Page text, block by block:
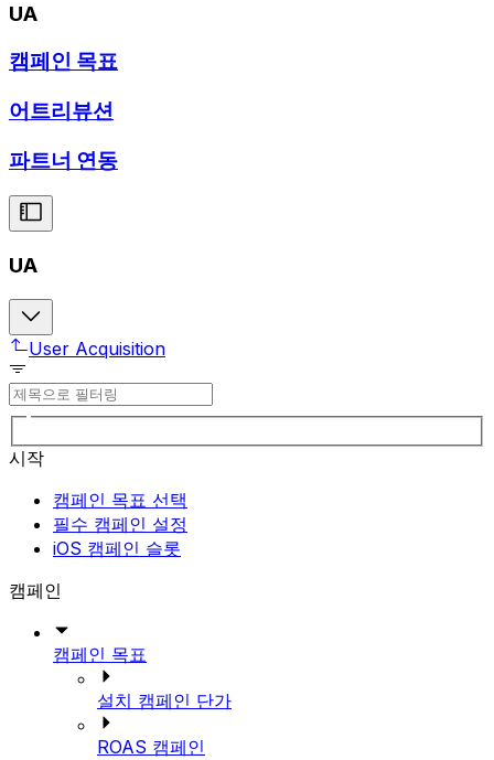
UA
캠페인 목표
어트리뷰션
파트너 연동
UA
User Acquisition
시작
캠페인 목표 선택
필수 캠페인 설정
iOS 캠페인 슬롯
캠페인
캠페인 목표
설치 캠페인 단가
ROAS 캠페인